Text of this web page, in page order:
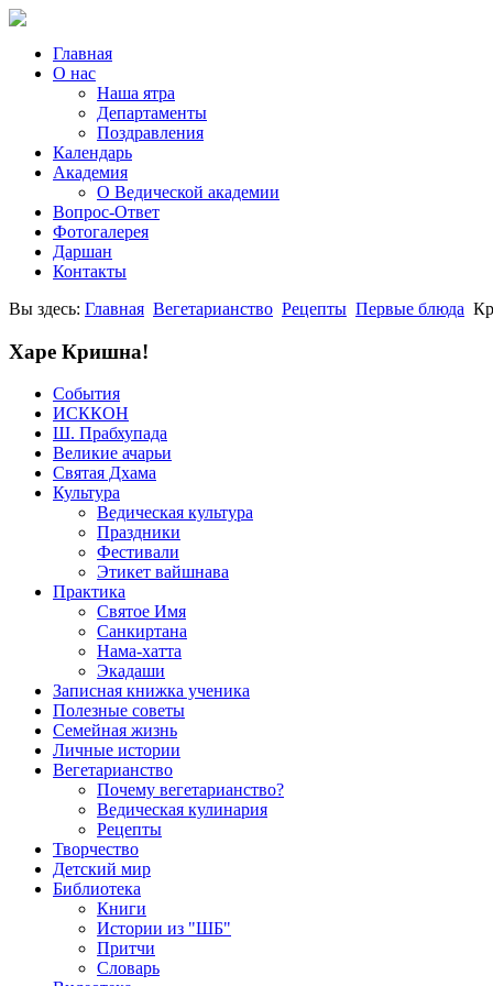
Главная
О нас
Наша ятра
Департаменты
Поздравления
Календарь
Академия
О Ведической академии
Вопрос-Ответ
Фотогалерея
Даршан
Контакты
Вы здесь: Главная Вегетарианство Рецепты Первые блюда
Харе Кришна!
События
ИСККОН
Ш. Прабхупада
Великие ачарьи
Святая Дхама
Культура
Ведическая культура
Праздники
Фестивали
Этикет вайшнава
Практика
Святое Имя
Санкиртана
Нама-хатта
Экадаши
Записная книжка ученика
Полезные советы
Семейная жизнь
Личные истории
Вегетарианство
Почему вегетарианство?
Ведическая кулинария
Рецепты
Творчество
Детский мир
Библиотека
Книги
Истории из "ШБ"
Притчи
Словарь